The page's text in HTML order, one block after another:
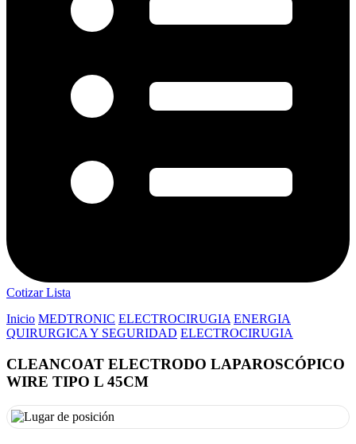
Cotizar Lista
Inicio MEDTRONIC ELECTROCIRUGIA ENERGIA
QUIRURGICA Y SEGURIDAD ELECTROCIRUGIA
CLEANCOAT ELECTRODO LAPAROSCÓPICO
WIRE TIPO L 45CM